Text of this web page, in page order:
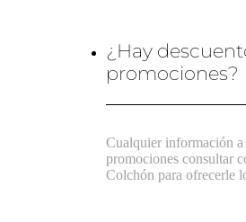
¿Hay
promociones?
Cualquier información a
promociones consultar
Colchón para ofrecerle